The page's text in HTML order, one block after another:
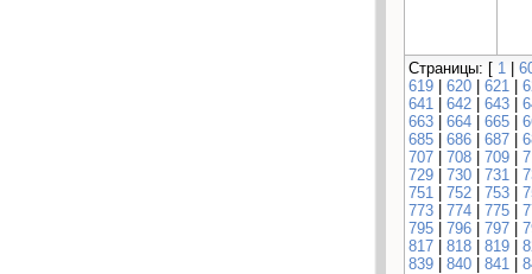
Страницы: [ 1 |
619 | 620 | 621 |
641 | 642 | 643 |
663 | 664 | 665 |
685 | 686 | 687 |
707 | 708 | 709 |
729 | 730 | 731 |
751 | 752 | 753 |
773 | 774 | 775 |
795 | 796 | 797 |
817 | 818 | 819 |
839 | 840 | 841 |